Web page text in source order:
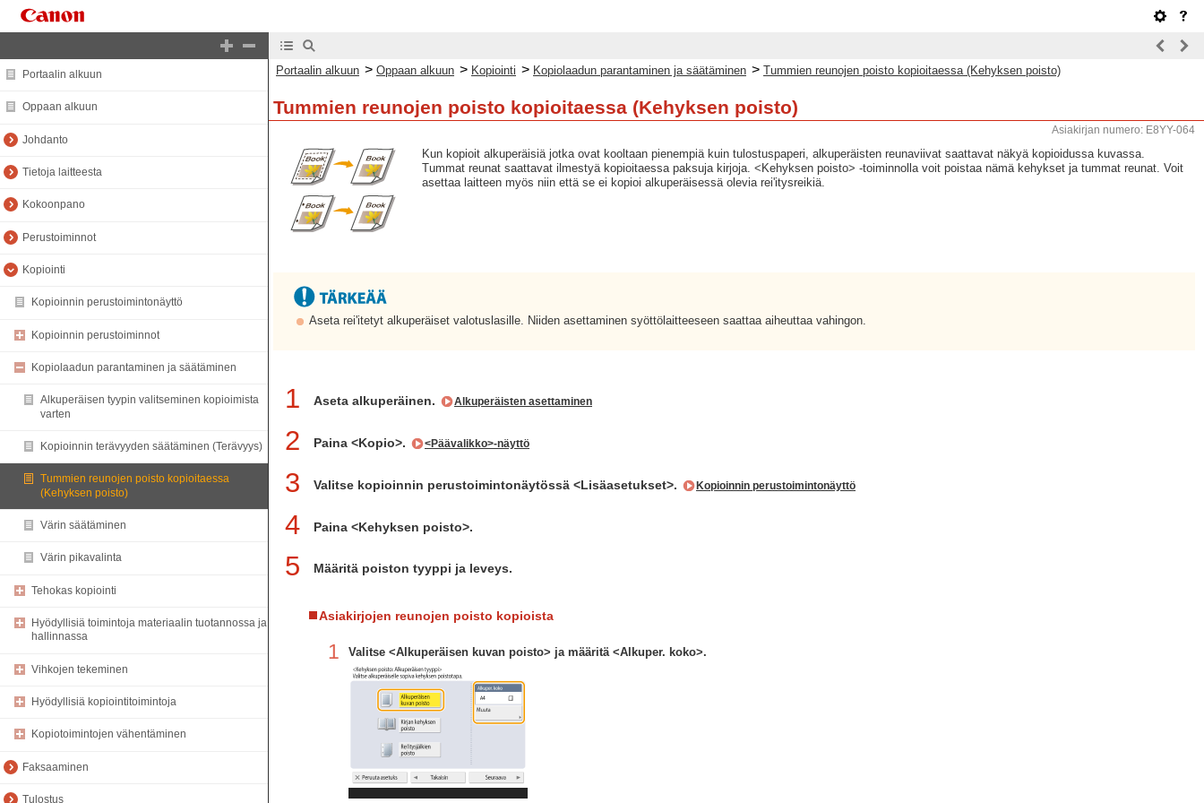
Portaalin alkuun
Oppaan alkuun
Johdanto
Tietoja laitteesta
Kokoonpano
Perustoiminnot
Kopiointi
Kopioinnin perustoimintonäyttö
Kopioinnin perustoiminnot
Kopiolaadun parantaminen ja säätäminen
Alkuperäisen tyypin valitseminen kopioimista
varten
Kopioinnin terävyyden säätäminen (Terävyys)
Tummien reunojen poisto kopioitaessa
(Kehyksen poisto)
Värin säätäminen
Värin pikavalinta
Tehokas kopiointi
Hyödyllisiä toimintoja materiaalin tuotannossa ja
hallinnassa
Vihkojen tekeminen
Hyödyllisiä kopiointitoimintoja
Kopiotoimintojen vähentäminen
Faksaaminen
Tulostus
Portaalin alkuun > Oppaan alkuun > Kopiointi > Kopiolaadun parantaminen ja säätäminen > Tummien reunojen poisto kopioitaessa (Kehyksen poisto)
Tummien reunojen poisto kopioitaessa (Kehyksen poisto)
Asiakirjan numero: E8YY-064
Kun kopioit alkuperäisiä jotka ovat kooltaan pienempiä kuin tulostuspaperi, alkuperäisten reunaviivat saattavat näkyä kopioidussa kuvassa.
Tummat reunat saattavat ilmestyä kopioitaessa paksuja kirjoja. <Kehyksen poisto> -toiminnolla voit poistaa nämä kehykset ja tummat reunat. Voit
asettaa laitteen myös niin että se ei kopioi alkuperäisessä olevia rei'itysreikiä.
Aseta rei'itetyt alkuperäiset valotuslasille. Niiden asettaminen syöttölaitteeseen saattaa aiheuttaa vahingon.
1 Aseta alkuperäinen. Alkuperäisten asettaminen
2 Paina <Kopio>. <Päävalikko>-näyttö
3 Valitse kopioinnin perustoimintonäytössä <Lisäasetukset>. Kopioinnin perustoimintonäyttö
4 Paina <Kehyksen poisto>.
5 Määritä poiston tyyppi ja leveys.
Asiakirjojen reunojen poisto kopioista
1 Valitse <Alkuperäisen kuvan poisto> ja määritä <Alkuper. koko>.